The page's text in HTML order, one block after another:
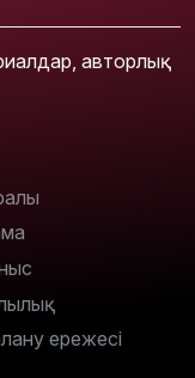
авторлық
ережесі